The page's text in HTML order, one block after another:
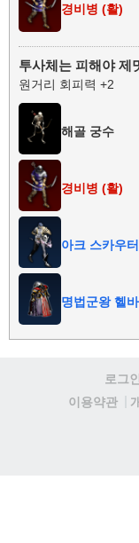
경비병 (활)
투사체는 피해야 제
원거리 회피력 +2
해골 궁수
경비병 (활)
아크 스카우터
명법군왕 헬
로그인
이용약관